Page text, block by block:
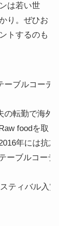
は若い世
り。ぜひお
トするのも
ーブルコーデ
の転勤で海外
foodを取
年には抗
ーブルコー
ティバル入賞